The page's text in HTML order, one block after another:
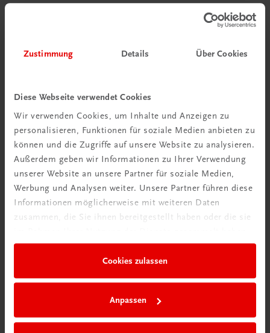
Zustimmung Details Über Cookies
Diese Webseite verwendet Cookies
Wir verwenden Cookies, um Inhalte und Anzeigen zu
personalisieren, Funktionen für soziale Medien anbieten zu
können und die Zugriffe auf unsere Website zu analysieren.
Außerdem geben wir Informationen zu Ihrer Verwendung
unserer Website an unsere Partner für soziale Medien,
Werbung und Analysen weiter. Unsere Partner führen diese
Informationen möglicherweise mit weiteren Daten
zusammen, die Sie ihnen bereitgestellt haben oder die sie
Cookies zulassen
Anpassen
Oberösterreich kocht